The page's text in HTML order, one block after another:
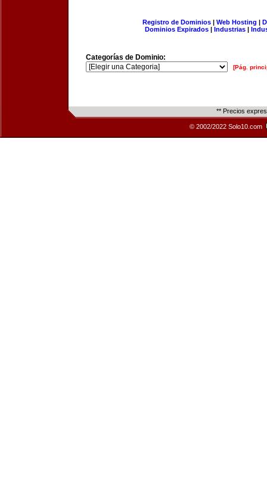
Registro de Dominios| Web Hosting |
Dominios Expirados | Industrias |
Categorías de Dominio:
[Pág.
** Precios
© 2002/2022 Solo10.com